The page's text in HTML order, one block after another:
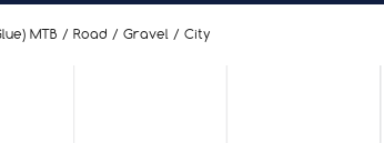
MTB / Road / Gravel / City